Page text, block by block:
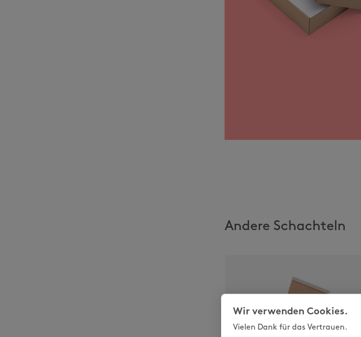
Andere Schachteln
Wir verwenden Cookies.
Vielen Dank für das Vertrauen.